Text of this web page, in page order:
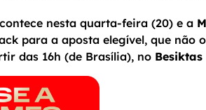
nesta quarta-feira (20) e a
para a aposta elegível, que
das 16h (de Brasília), no